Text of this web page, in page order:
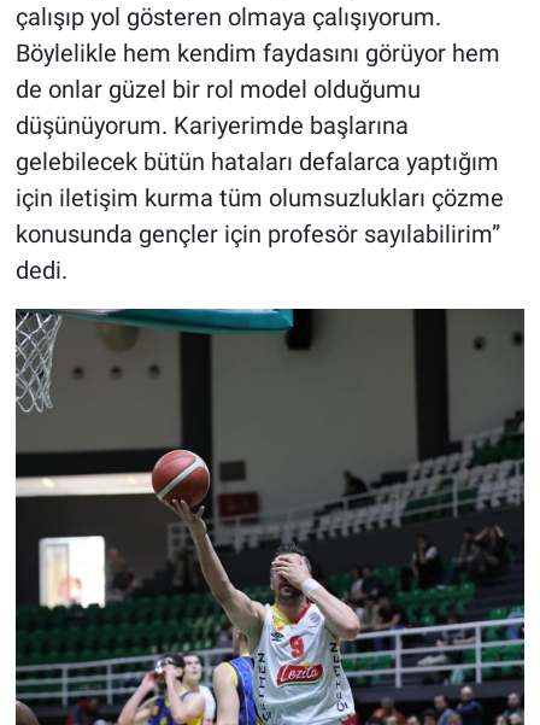
çalışıp yol gösteren olmaya çalışıyorum.
Böylelikle hem kendim faydasını görüyor hem
de onlar güzel bir rol model olduğumu
düşünüyorum. Kariyerimde başlarına
gelebilecek bütün hataları defalarca yaptığım
için iletişim kurma tüm olumsuzlukları çözme
konusunda gençler için profesör sayılabilirim”
dedi.